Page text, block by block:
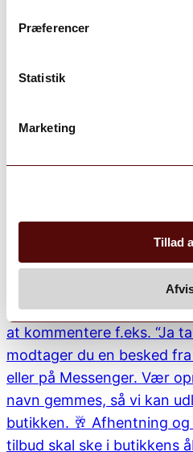
Præferencer
Statistik
Marketing
Tillad